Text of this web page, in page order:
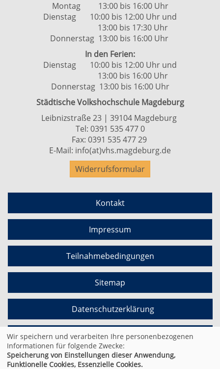
Montag 13:00 bis 16:00 Uhr
Dienstag 10:00 bis 12:00 Uhr und
13:00 bis 17:30 Uhr
Donnerstag 13:00 bis 16:00 Uhr
In den Ferien:
Dienstag 10:00 bis 12:00 Uhr und
13:00 bis 16:00 Uhr
Donnerstag 13:00 bis 16:00 Uhr
Städtische Volkshochschule Magdeburg
Leibnizstraße 23 | 39104 Magdeburg
Tel: 0391 535 477 0
Fax: 0391 535 477 29
E-Mail: info(at)vhs.magdeburg.de
Widerrufsformular
Kontakt
Impressum
Teilnahmebedingungen
Sitemap
Datenschutzerklärung
Cookie Einstellungen
Wir speichern und verarbeiten Ihre personenbezogenen
Informationen für folgende Zwecke:
Speicherung von Einstellungen dieser Anwendung,
Funktionelle Cookies, Essenzielle Cookies.